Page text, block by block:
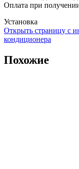
Оплата при
Установка
Открыть страницу с
кондиционера
Похожие